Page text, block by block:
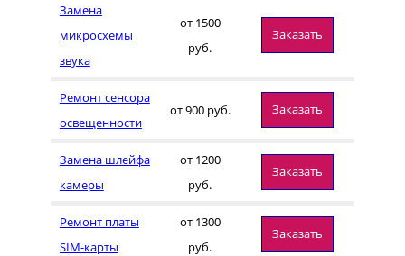
Замена
микросхемы
звука
от 1500
руб.
Заказать
Ремонт сенсора
освещенности
от 900 руб. Заказать
Замена шлейфа
камеры
от 1200
руб.
Заказать
Ремонт платы
SIM-карты
от 1300
руб.
Заказать